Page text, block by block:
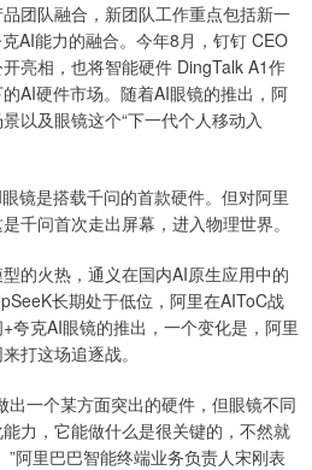
团队融合，新团队工作重点包括新一
AI能力的融合。今年8月，钉钉 CEO
亮相，也将智能硬件 DingTalk A1作
AI硬件市场。随着AI眼镜的推出，阿
以及眼镜这个“下一代个人移动入
镜是搭载千问的首款硬件。但对阿里
千问首次走出屏幕，进入物理世界。
的火热，通义在国内AI原生应用中的
长期处于低位，阿里在AIToC战
夸克AI眼镜的推出，一个变化是，阿里
打这场追逐战。
出一个某方面突出的硬件，但眼镜不同
力，它能做什么是很关键的，不然就
阿里巴巴智能终端业务负责人宋刚表